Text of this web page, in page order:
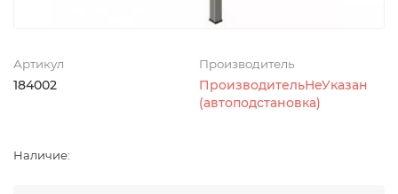
Артикул
184002
Производитель
ПроизводительНеУказан
(автоподстановка)
Наличие: